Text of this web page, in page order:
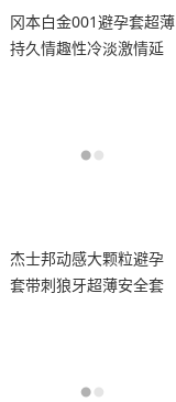
冈本白金001避孕套超薄
持久情趣性冷淡激情延
杰士邦动感大颗粒避孕
套带刺狼牙超薄安全套